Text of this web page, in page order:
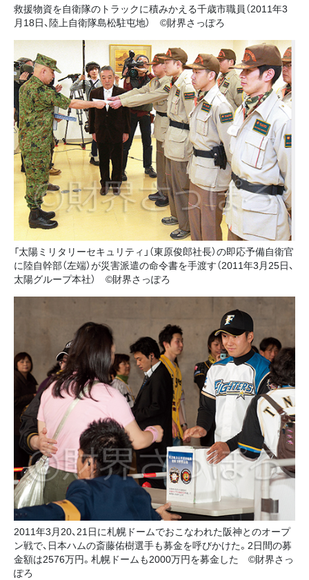
救援物資を自衛隊のトラックに積みかえる千歳市職員（2011年3
月18日、陸上自衛隊島松駐屯地） ©財界さっぽろ
「太陽ミリタリーセキュリティ」（東原俊郎社長）の即応予備自衛官
に陸自幹部（左端）が災害派遣の命令書を手渡す（2011年3月25日、
太陽グループ本社） ©財界さっぽろ
2011年3月20、21日に札幌ドームでおこなわれた阪神とのオープ
ン戦で、日本ハムの斎藤佑樹選手も募金を呼びかけた。2日間の募
金額は2576万円。札幌ドームも2000万円を募金した ©財界さっ
ぽろ